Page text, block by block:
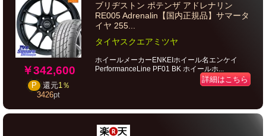
￥342,600
P 還元1％
3426pt
ブリヂストン ポテンザ アドレナリン
RE005 Adrenalin【国内正規品】サマータ
イヤ 255...
タイヤスクエアミツヤ
ホイールメーカーENKEIホイール名エンケイ
PerformanceLine PF01 BK ホイールホ...
詳細はこちら